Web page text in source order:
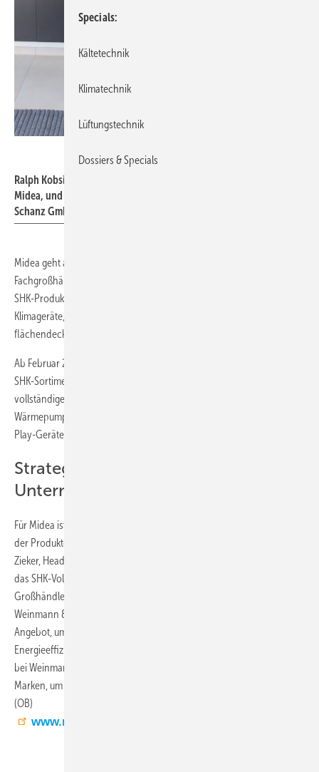
Ralph Kobsik, General Manager Central Europe and Nordics bei
Midea, und Nicole Schanz, Geschäftsführerin bei WS Weinmann &
Schanz GmbH,
Midea geht ab Februar 2026 eine Vertriebspartnerschaft mit dem
Fachgroßhändler Weinmann & Schanz ein. Damit wird das gesamte
SHK-Produktportfolio von Midea, insbesondere Wärmepumpen und
Klimageräte, für Fachhandwerker über den Großhandel
flächendeckend in Deutschland verfügbar.
Ab Februar 2026 listet der Fachgroßhändler Weinmann & Schanz das
SHK-Sortiment von Midea. Die Großhandelspartnerschaft umfasst das
vollständige SHK-Produktportfolio des Herstellers. Dazu gehören
Wärmepumpen, Klimageräte, Luftbe- und -entfeuchter sowie Plug-&-
Play-Geräte wie die PortaSplit.
Strategische Ausrichtung beider
Unternehmen
Für Midea ist die Zusammenarbeit Teil der Strategie, die Verfügbarkeit
der Produkte für das Fachhandwerk auszubauen. Laut Benjamin
Zieker, Head of HVAC Solutions bei Midea Deutschland, wird damit
das SHK-Vollsortiment erstmals über einen flächendeckenden
Großhändler zugänglich gemacht.
Weinmann & Schanz erweitert mit der Aufnahme von Midea sein
Angebot, um der Marktnachfrage im Bereich Wärmepumpen und
Energieeffizienz nachzukommen. Frank Birkle, Gesamt-Einkaufsleiter
bei Weinmann & Schanz, erklärte, man setze damit auf internationale
Marken, um das SHK-Portfolio zukunftssicher aufzustellen.
(OB)
www.midea.com/de
Specials
Kältetechnik
Klimatechnik
Lüftungstechnik
Dossiers & Specials